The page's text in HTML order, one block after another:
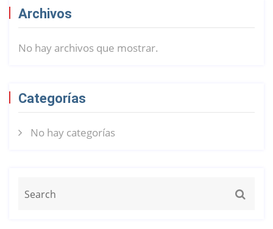
Archivos
No hay archivos que mostrar.
Categorías
No hay categorías